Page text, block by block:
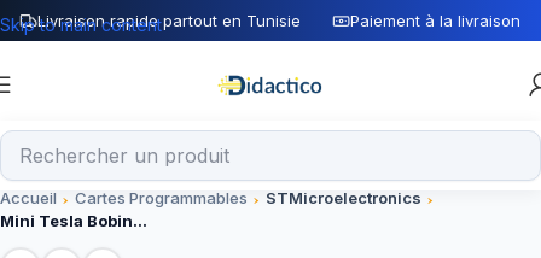
Livraison rapide partout en Tunisie Paiement à la livraison
Skip to main content
Accueil Cartes Programmables
STMicroelectronics
Mini Tesla Bobine BD243 – Module Haute Tension Compact pour Projets Électroniques